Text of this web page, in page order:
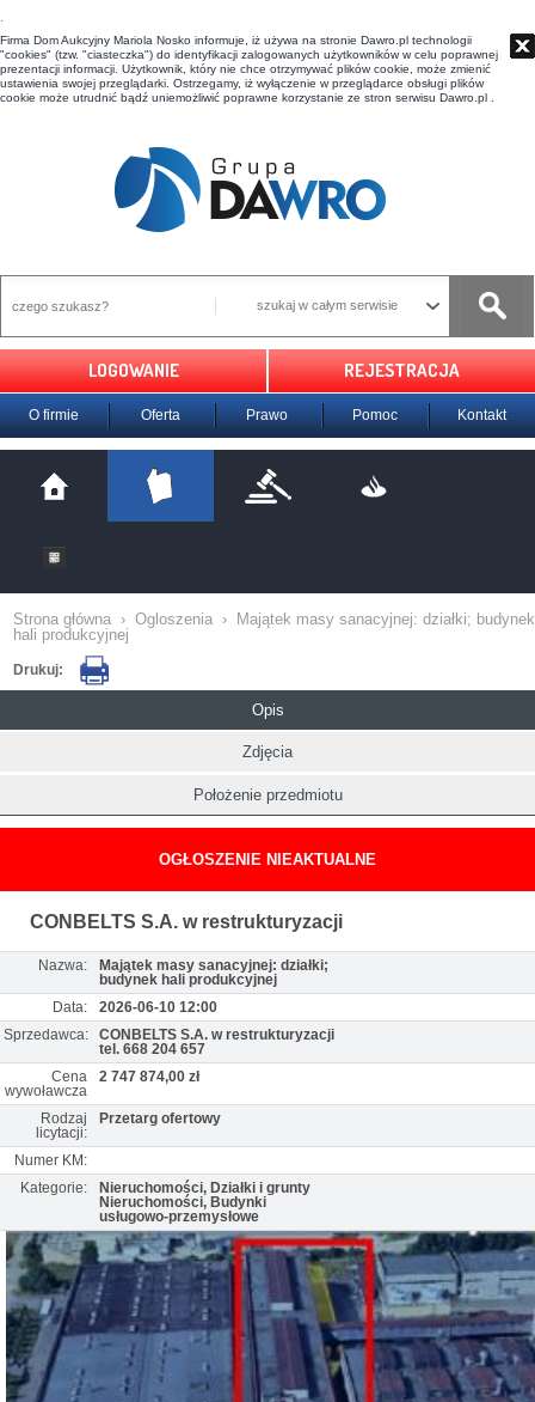
t
Firma Dom Aukcyjny Mariola Nosko informuje, iż używa na stronie Dawro.pl technologii
"cookies" (tzw. "ciasteczka") do identyfikacji zalogowanych użytkowników w celu poprawnej
prezentacji informacji. Użytkownik, który nie chce otrzymywać plików cookie, może zmienić
ustawienia swojej przeglądarki. Ostrzegamy, iż wyłączenie w przeglądarce obsługi plików
cookie może utrudnić bądź uniemożliwić poprawne korzystanie ze stron serwisu Dawro.pl .
szukaj w całym serwisie
LOGOWANIE REJESTRACJA
O firmie Oferta Prawo Pomoc Kontakt
Strona główna › Ogloszenia ›
Majątek masy sanacyjnej: działki; budynek
hali produkcyjnej
Drukuj:
Opis
Zdjęcia
Położenie przedmiotu
OGŁOSZENIE NIEAKTUALNE
CONBELTS S.A. w restrukturyzacji
Nazwa:
Majątek masy sanacyjnej: działki;
budynek hali produkcyjnej
Data:
2026-06-10 12:00
Sprzedawca:
CONBELTS S.A. w restrukturyzacji
tel. 668 204 657
Cena
wywoławcza
2 747 874,00 zł
Rodzaj
licytacji:
Przetarg ofertowy
Numer KM:
Kategorie:
Nieruchomości, Działki i grunty
Nieruchomości, Budynki
usługowo-przemysłowe